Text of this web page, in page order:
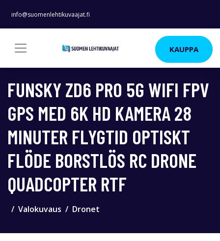
info@suomenlehtikuvaajat.fi
KAUPPA
FUNSKY ZD6 PRO 5G WIFI FPV
GPS MED 6K HD KAMERA 28
MINUTER FLYGTID OPTISKT
FLÖDE BORSTLÖS RC DRONE
QUADCOPTER RTF
Valokuvaus Dronet